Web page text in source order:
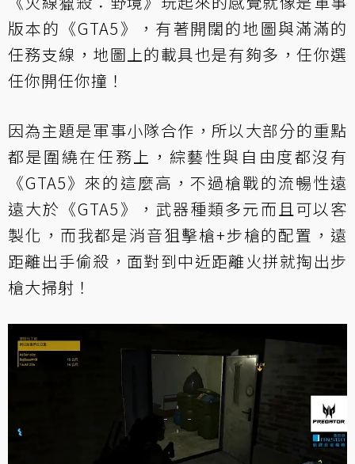
版本的《GTA5》，有著開闊的地圖與滿滿的
任務支線，地圖上的載具也是有夠多，任你選
任你開任你撞！
因為主題是軍事小隊合作，所以大部分的重點
都是圍繞在任務上，綜藝性與自由度都沒有
《GTA5》來的這麼高，不過槍戰的流暢性遠
遠大於《GTA5》，武器種類多元而且可以客
製化，而我都是消音狙擊槍+步槍的配置，遠
距離出手偷殺，面對到中近距離火拼就掏出步
槍大掃射！